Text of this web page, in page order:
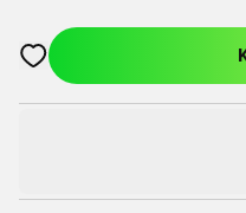
Opent een venster om in